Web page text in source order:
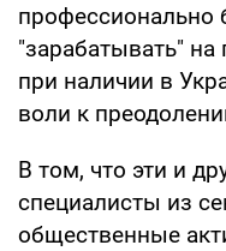
"зарабатывать"
при наличии в
воли к
В том, что эти и
специалисты из
общественные